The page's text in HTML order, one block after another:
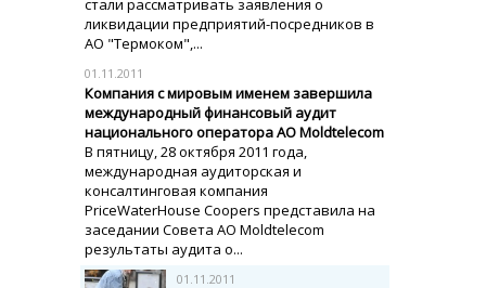
стали рассматривать заявления о
ликвидации предприятий-посредников в
АО "Термоком",...
01.11.2011
Компания с мировым именем завершила
международный финансовый аудит
национального оператора АО Moldtelecom
В пятницу, 28 октября 2011 года,
международная аудиторская и
консалтинговая компания
PriceWaterHouse Coopers представила на
заседании Совета АО Moldtelecom
результаты аудита о...
01.11.2011